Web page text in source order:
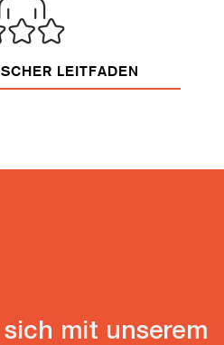
LEITFADEN
mit unserem